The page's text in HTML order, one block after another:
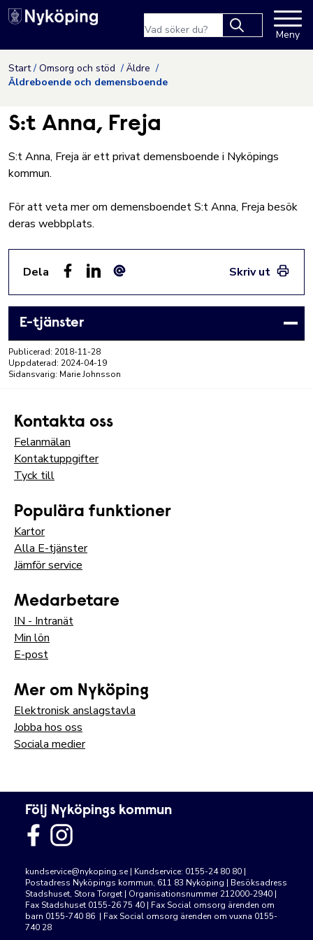
Hoppa till innehåll
Nyköpings kommuns
results.
Meny
Start Omsorg och stöd
Äldre
Äldreboende och demensboende
S:t Anna, Freja
S:t Anna, Freja är ett privat demensboende i Nyköpings
kommun.
För att veta mer om demensboendetS:t Anna, Freja besök
deras webbplats.
Dela
Skriv ut
E-tjänster
Publicerad: 2018-11-28
Uppdaterad: 2024-04-19
Sidansvarig: Marie Johnsson
Kontakta oss
Felanmälan
Kontaktuppgifter
Tyck till
Populära funktioner
Kartor
Alla E-tjänster
Jämför service
Medarbetare
IN - Intranät
Min lön
E-post
Mer om Nyköping
Elektronisk anslagstavla
Jobba hos oss
Sociala medier
Följ Nyköpings kommun
kundservice@nykoping.se | Kundservice: 0155-24 80 80 |
Postadress Nyköpings kommun, 611 83 Nyköping | Besöksadress
Stadshuset, Stora Torget | Organisationsnummer 212000-2940 |
Fax Stadshuset 0155-26 75 40 | Fax Social omsorg ärenden om
barn 0155-740 86 | Fax Social omsorg ärenden om vuxna 0155-
740 28